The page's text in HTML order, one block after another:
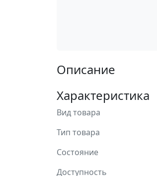
Описание
Характеристика
Вид товара
Тип товара
Состояние
Доступность